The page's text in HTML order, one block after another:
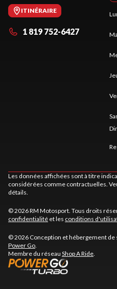
ITINÉRAIRE
1 819 752-6427
Les données affichées sont à titre
considérées comme contractuelles.
détails.
© 2026 RM Motosport. Tous droits
confidentialité et les conditions
© 2026 Conception et hébergement de
Power Go.
Membre du réseau Shop A Ride.